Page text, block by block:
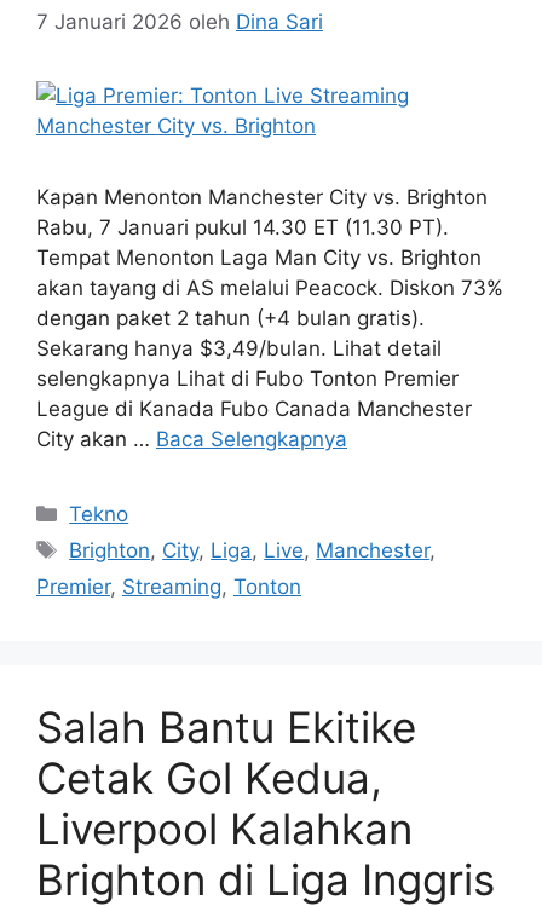
7 Januari 2026 oleh Dina Sari
Kapan Menonton Manchester City vs. Brighton
Rabu, 7 Januari pukul 14.30 ET (11.30 PT).
Tempat Menonton Laga Man City vs. Brighton
akan tayang di AS melalui Peacock. Diskon 73%
dengan paket 2 tahun (+4 bulan gratis).
Sekarang hanya $3,49/bulan. Lihat detail
selengkapnya Lihat di Fubo Tonton Premier
League di Kanada Fubo Canada Manchester
City akan … Baca Selengkapnya
Kategori
Tekno
Tag
Brighton, City, Liga, Live, Manchester,
Premier, Streaming, Tonton
Salah Bantu Ekitike
Cetak Gol Kedua,
Liverpool Kalahkan
Brighton di Liga Inggris